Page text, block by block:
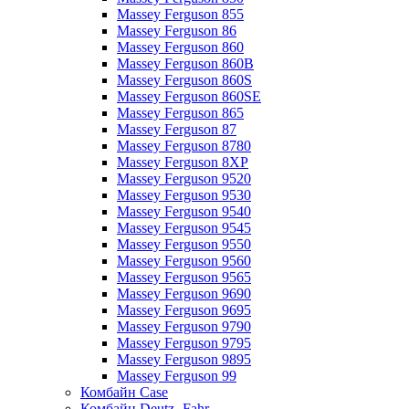
Massey Ferguson 855
Massey Ferguson 86
Massey Ferguson 860
Massey Ferguson 860B
Massey Ferguson 860S
Massey Ferguson 860SE
Massey Ferguson 865
Massey Ferguson 87
Massey Ferguson 8780
Massey Ferguson 8XP
Massey Ferguson 9520
Massey Ferguson 9530
Massey Ferguson 9540
Massey Ferguson 9545
Massey Ferguson 9550
Massey Ferguson 9560
Massey Ferguson 9565
Massey Ferguson 9690
Massey Ferguson 9695
Massey Ferguson 9790
Massey Ferguson 9795
Massey Ferguson 9895
Massey Ferguson 99
Комбайн Case